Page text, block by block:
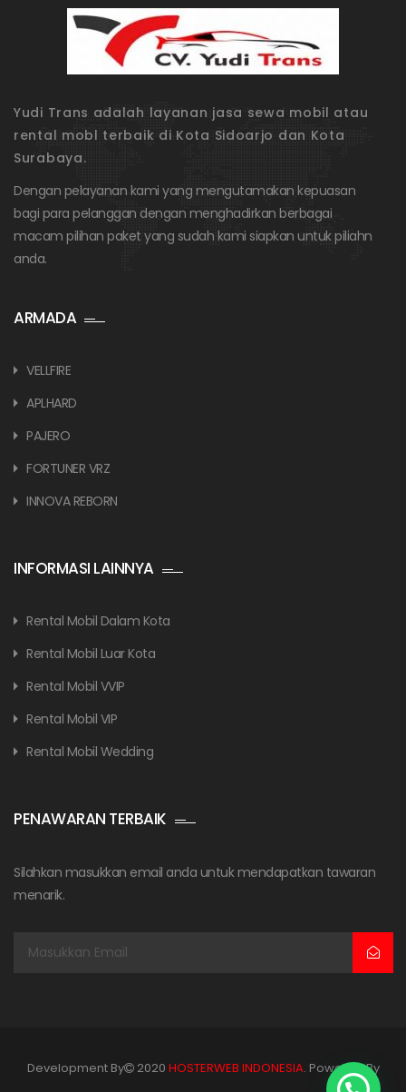
Yudi Trans adalah layanan jasa sewa mobil atau
rental mobl terbaik di Kota Sidoarjo dan Kota
Surabaya.
Dengan pelayanan kami yang mengutamakan kepuasan
bagi para pelanggan dengan menghadirkan berbagai
macam pilihan paket yang sudah kami siapkan untuk piliahn
anda.
ARMADA
VELLFIRE
APLHARD
PAJERO
FORTUNER VRZ
INNOVA REBORN
INFORMASI LAINNYA
Rental Mobil Dalam Kota
Rental Mobil Luar Kota
Rental Mobil VVIP
Rental Mobil VIP
Rental Mobil Wedding
PENAWARAN TERBAIK
Silahkan masukkan email anda untuk mendapatkan tawaran
menarik.
Development By 2020 HOSTERWEB INDONESIA. Powered By